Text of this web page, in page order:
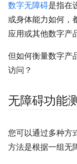
数字无障碍是指在
或身体能力如何，
应用或其他数字产
但如何衡量数字产
访问？
无障碍功能
您可以通过多种方
方法是根据一组无